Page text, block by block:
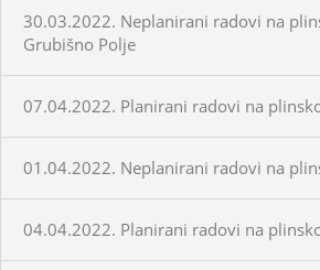
30.03.2022. Neplanirani radovi na
Grubišno Polje
07.04.2022. Planirani radovi na
01.04.2022. Neplanirani radovi na
04.04.2022. Planirani radovi na